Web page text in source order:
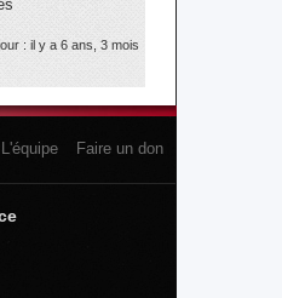
: il y a 6 ans, 3 mois
Faire un don
L'équipe